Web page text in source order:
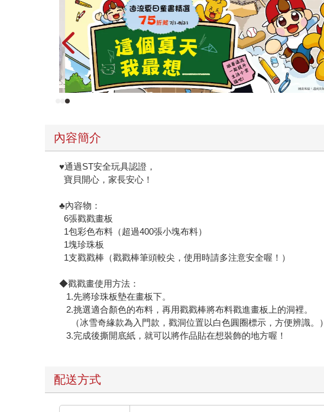
內容簡介
♥通過ST安全玩具認證，
寶貝開心，家長安心！
♣內容物：
6張戳戳畫板
1包彩色布料（超過400張小塊布料）
1塊珍珠板
1支戳戳棒（戳戳棒筆頭較尖，使用時請多注意安全喔！）
◆戳戳畫使用方法：
1.先將珍珠板墊在畫板下。
2.挑選適合顏色的布料，再用戳戳棒將布料戳進畫板上的洞裡。
（冰雪奇緣款為入門款，戳洞位置以白色圓圈標示，方便辨識。）
3.完成後撕開底紙，就可以將作品貼在想裝飾的地方喔！
配送方式